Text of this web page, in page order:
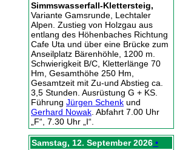
Simmswasserfall-Klettersteig,
Variante Gamsrunde, Lechtaler
Alpen. Zustieg von Holzgau aus
entlang des Höhenbaches Richtung
Cafe Uta und über eine Brücke zum
Anseilplatz Bärenhöhle, 1200 m.
Schwierigkeit B/C, Kletterlänge 70
Hm, Gesamthöhe 250 Hm,
Gesamtzeit mit Zu-und Abstieg ca.
3,5 Stunden. Ausrüstung G + KS.
Führung Jürgen Schenk und
Gerhard Nowak . Abfahrt 7.00 Uhr
„F“, 7.30 Uhr „I“.
Samstag, 12. September 2026 •